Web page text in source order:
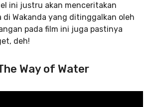
ini justru akan menceritakan
Wakanda yang ditinggalkan oleh
pada film ini juga pastinya
deh!
Way of Water